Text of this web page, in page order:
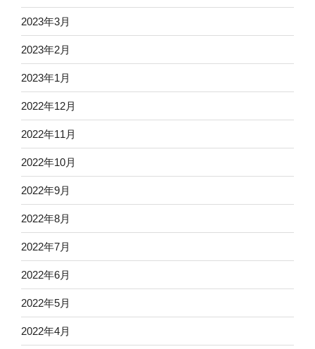
2023年3月
2023年2月
2023年1月
2022年12月
2022年11月
2022年10月
2022年9月
2022年8月
2022年7月
2022年6月
2022年5月
2022年4月